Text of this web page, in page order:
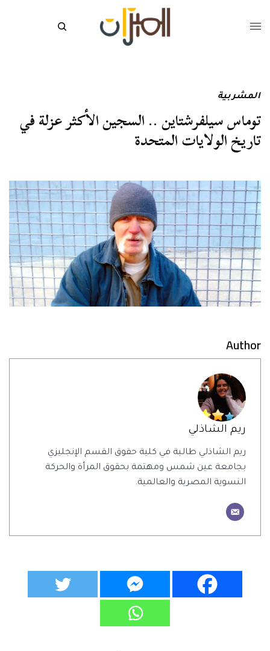
المشربية
توماس سيلفرشتاين .. السجين الأكثر عزلة في
تاريخ الولايات المتحدة
Author
ريم الشاذلي
ريم الشاذلي طالبة في كلية حقوق القسم الإنجليزي
بجامعة عين شمس ومهتمة بحقوق المرأة والحركة
النسوية المصرية والعالمية.